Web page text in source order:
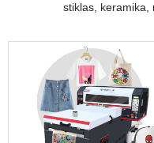
stiklas, keramika,